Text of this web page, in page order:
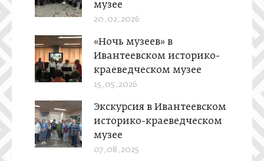
музее
20.02.2026
«Ночь музеев» в
Ивантеевском историко-
краеведческом музее
15.05.2026
Экскурсия в Ивантеевском
историко-краеведческом
музее
07.08.2025